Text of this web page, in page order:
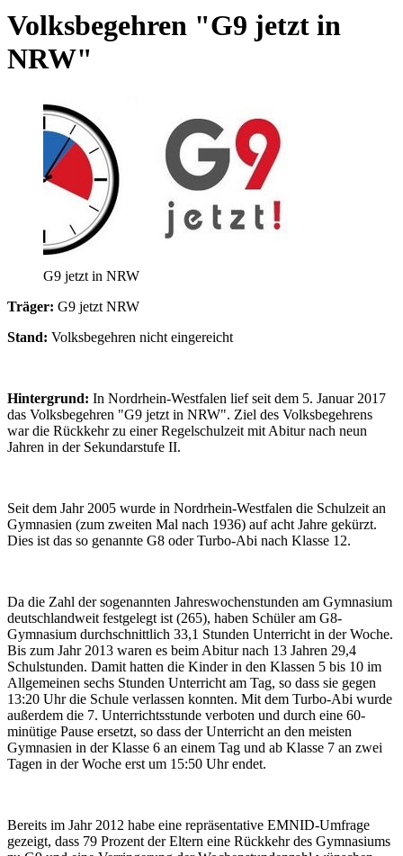
Volksbegehren "G9 jetzt in
NRW"
G9 jetzt in NRW
Träger: G9 jetzt NRW
Stand: Volksbegehren nicht eingereicht
Hintergrund: In Nordrhein-Westfalen lief seit dem 5. Januar 2017
das Volksbegehren "G9 jetzt in NRW". Ziel des Volksbegehrens
war die Rückkehr zu einer Regelschulzeit mit Abitur nach neun
Jahren in der Sekundarstufe II.
Seit dem Jahr 2005 wurde in Nordrhein-Westfalen die Schulzeit an
Gymnasien (zum zweiten Mal nach 1936) auf acht Jahre gekürzt.
Dies ist das so genannte G8 oder Turbo-Abi nach Klasse 12.
Da die Zahl der sogenannten Jahreswochenstunden am Gymnasium
deutschlandweit festgelegt ist (265), haben Schüler am G8-
Gymnasium durchschnittlich 33,1 Stunden Unterricht in der Woche.
Bis zum Jahr 2013 waren es beim Abitur nach 13 Jahren 29,4
Schulstunden. Damit hatten die Kinder in den Klassen 5 bis 10 im
Allgemeinen sechs Stunden Unterricht am Tag, so dass sie gegen
13:20 Uhr die Schule verlassen konnten. Mit dem Turbo-Abi wurde
außerdem die 7. Unterrichtsstunde verboten und durch eine 60-
minütige Pause ersetzt, so dass der Unterricht an den meisten
Gymnasien in der Klasse 6 an einem Tag und ab Klasse 7 an zwei
Tagen in der Woche erst um 15:50 Uhr endet.
Bereits im Jahr 2012 habe eine repräsentative EMNID-Umfrage
gezeigt, dass 79 Prozent der Eltern eine Rückkehr des Gymnasiums